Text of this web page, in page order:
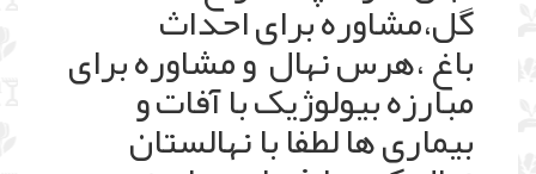
گل،مشاوره برای احداث
باغ ،هرس نهال و مشاوره برای
مبارزه بیولوژیک با آفات و
بیماری ها لطفا با نهالستان